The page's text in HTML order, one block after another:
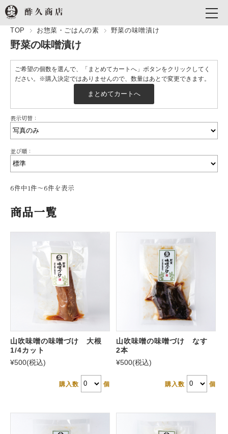
TOP お惣菜・ごはんの素 野菜の味噌漬け
野菜の味噌漬け
ご希望の個数を選んで、「まとめてカートへ」ボタンをクリックしてく
ださい。※購入決定ではありませんので、数量はあとで変更できます。
表示切替：
並び順：
6件中1件〜6件を表示
商品一覧
山吹味噌の味噌づけ 大根
1/4カット
¥500(税込)
購入数 個
山吹味噌の味噌づけ なす
2本
¥500(税込)
購入数 個